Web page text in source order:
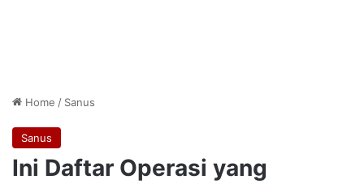
Home / Sanus
Sanus
Ini Daftar Operasi yang